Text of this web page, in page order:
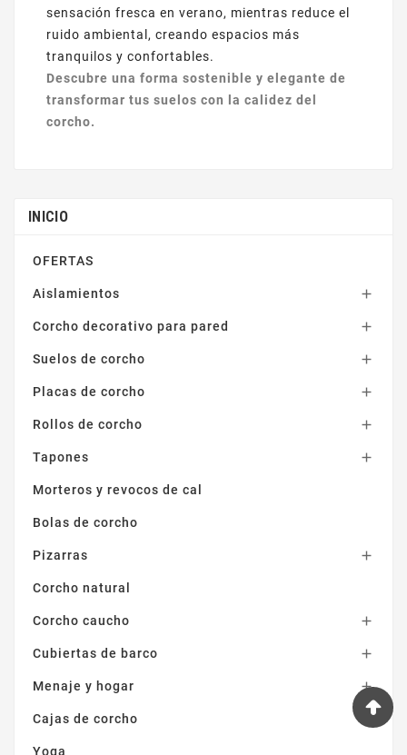
sensación fresca en verano, mientras reduce el
ruido ambiental, creando espacios más
tranquilos y confortables.
Descubre una forma sostenible y elegante de
transformar tus suelos con la calidez del
corcho.
INICIO
OFERTAS
Aislamientos 
Corcho decorativo para pared 
Suelos de corcho 
Placas de corcho 
Rollos de corcho 
Tapones 
Morteros y revocos de cal
Bolas de corcho
Pizarras 
Corcho natural
Corcho caucho 
Cubiertas de barco 
Menaje y hogar 
Cajas de corcho
Yoga